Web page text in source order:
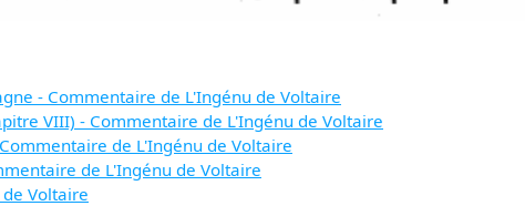
- Commentaire de L'Ingénu de Voltaire
VIII) - Commentaire de L'Ingénu de Voltaire
de L'Ingénu de Voltaire
de L'Ingénu de Voltaire
Voltaire